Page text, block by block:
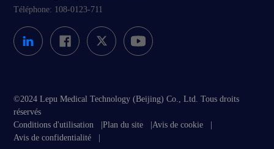
Téléphone: 108-0123-711
©2024 Lepu Medical Technology (Beijing) Co., Ltd. Tous droits
réservés
Conditions d'utilisation
|Plan du site |Avis de cookie
|
Avis de confidentialité
|